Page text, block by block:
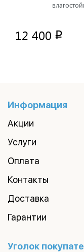
12 400 p
Информация
Акции
Услуги
Оплата
Контакты
Доставка
Гарантии
Уголок